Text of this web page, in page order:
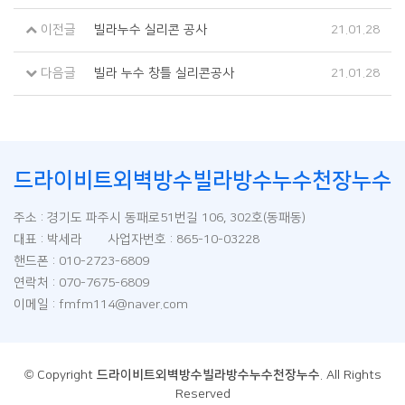
이전글 빌라누수 실리콘 공사 21.01.28
다음글 빌라 누수 창틀 실리콘공사 21.01.28
드라이비트외벽방수빌라방수누수천장누수
주소 : 경기도 파주시 동패로51번길 106, 302호(동패동)
대표 : 박세라 사업자번호 : 865-10-03228
핸드폰 : 010-2723-6809
연락처 : 070-7675-6809
이메일 : fmfm114@naver.com
© Copyright 드라이비트외벽방수빌라방수누수천장누수 . All Rights
Reserved